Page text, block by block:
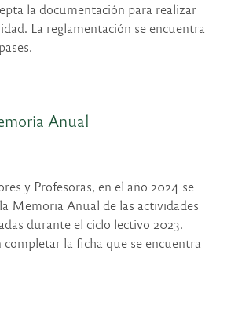
la documentación para realizar
La reglamentación se encuentra
Anual
y Profesoras, en el año 2024 se
Memoria Anual de las actividades
durante el ciclo lectivo 2023.
completar la ficha que se encuentra